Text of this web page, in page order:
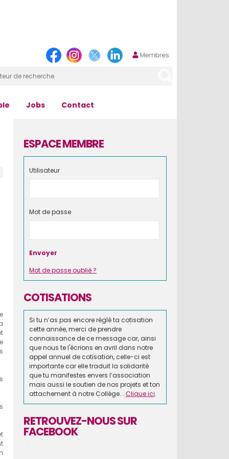
Jobs Contact
ESPACE MEMBRE
Utilisateur
Mot de passe
Mot de passe oublié ?
COTISATIONS
Si tu n’as pas encore réglé ta cotisation
cette année, merci de prendre
connaissance de ce message car, ainsi
que nous te l'écrions en avril dans notre
appel annuel de cotisation, celle-ci est
importante car elle traduit la solidarité
que tu manifestes envers l’association
mais aussi le soutien de nos projets et ton
attachement à notre Collège... Clique ici.
RETROUVEZ-NOUS SUR
FACEBOOK